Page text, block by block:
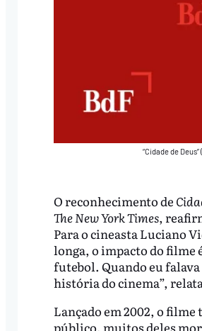
“Cidade de
O reconhecimento de
The New York Times,
Para o cineasta Luciano
longa, o impacto do filme
futebol. Quando eu
história do cinema”,
Lançado em 2002, o
público, muitos deles